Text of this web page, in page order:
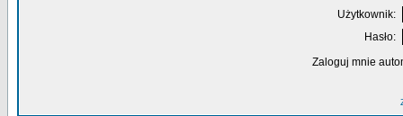
Użytkownik:
Hasło:
Zaloguj mnie